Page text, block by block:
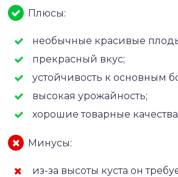
Плюсы:
необычные красивые
прекрасный вкус;
устойчивость к основным
высокая урожайность;
хорошие товарные
Минусы:
из-за высоты куста он